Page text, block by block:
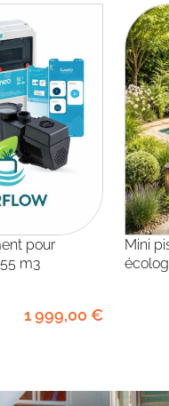
m3
1 999,00 €
Mini piscine en kit polystyrène